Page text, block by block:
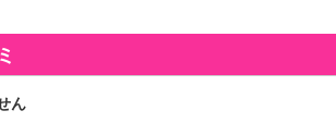
ズから待望の「APPS」配合のピーリングジェ
C誘導体配合！濃密保湿！！他にもビタミン